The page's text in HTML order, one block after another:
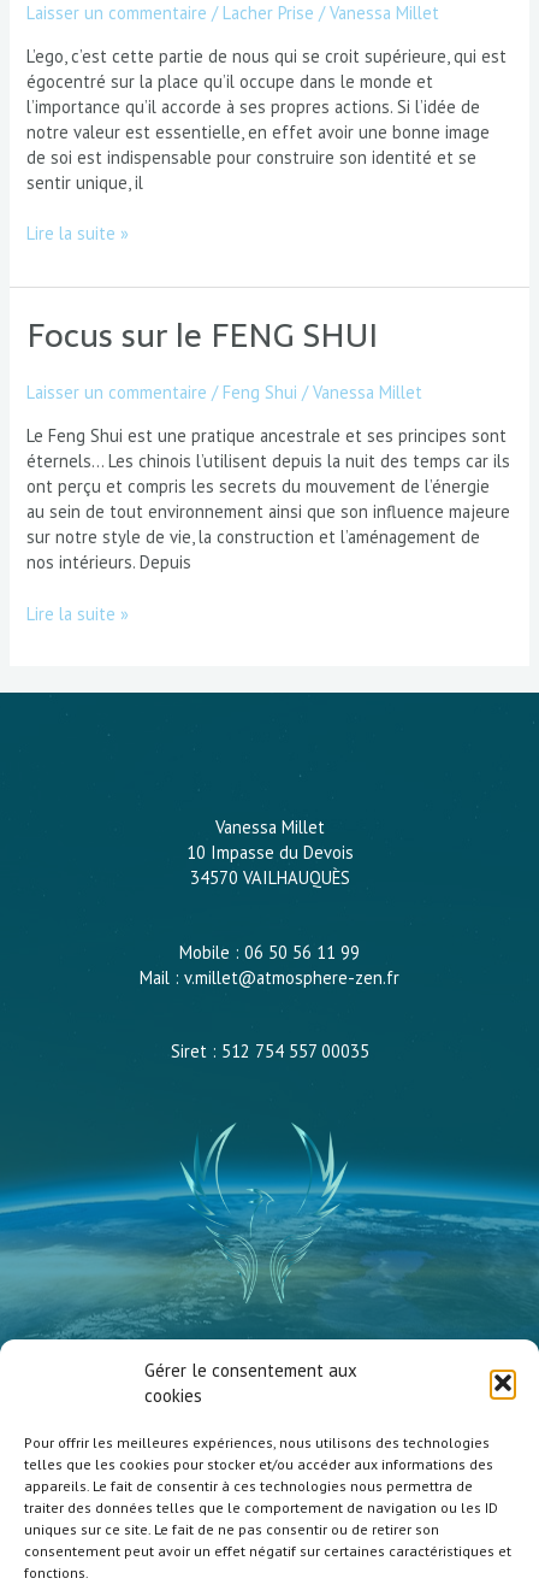
Gérer le consentement aux
cookies
Pour offrir les meilleures expériences, nous utilisons des technologies
telles que les cookies pour stocker et/ou accéder aux informations des
appareils. Le fait de consentir à ces technologies nous permettra de
traiter des données telles que le comportement de navigation ou les ID
uniques sur ce site. Le fait de ne pas consentir ou de retirer son
consentement peut avoir un effet négatif sur certaines caractéristiques et
fonctions.
Laisser un commentaire / Lacher Prise /Vanessa Millet
L’ego, c’est cette partie de nous qui se croit supérieure, qui est
égocentré sur la place qu’il occupe dans le monde et
l’importance qu’il accorde à ses propres actions. Si l’idée de
notre valeur est essentielle, en effet avoir une bonne image
de soi est indispensable pour construire son identité et se
sentir unique, il
Lire la suite »
Focus sur le FENG SHUI
Laisser un commentaire / Feng Shui /Vanessa Millet
Le Feng Shui est une pratique ancestrale et ses principes sont
éternels… Les chinois l’utilisent depuis la nuit des temps car ils
ont perçu et compris les secrets du mouvement de l’énergie
au sein de tout environnement ainsi que son influence majeure
sur notre style de vie, la construction et l’aménagement de
nos intérieurs. Depuis
Focus
sur
FENG
SHUI
Lire la suite »
Vanessa Millet
10 Impasse du Devois
34570 VAILHAUQUÈS
Mobile : 06 50 56 11 99
Mail : v.millet@atmosphere-zen.fr
Siret : 512 754 557 00035
Vanessa Millet
Atmosphère Zen
Contact